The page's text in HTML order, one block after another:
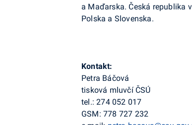
a Maďarska. Česká republika
Polska a Slovenska.
Kontakt:
Petra Báčová
tisková mluvčí ČSÚ
tel.: 274 052 017
GSM: 778 727 232